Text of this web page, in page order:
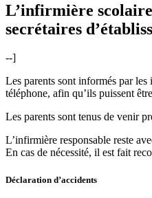
L’infirmière scolaire
secrétaires
--]
Les parents sont informés par
téléphone, afin qu’ils puissent
Les parents sont tenus de venir
L’infirmière responsable reste
En cas de nécessité, il est fait
Déclaration d’accidents